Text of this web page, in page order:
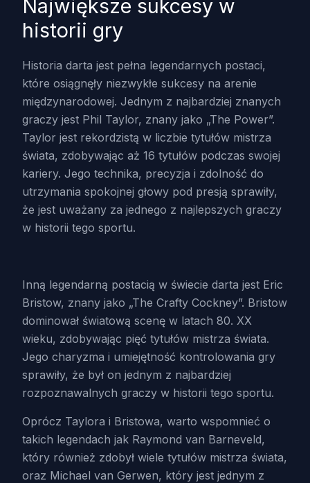
Największe sukcesy w
historii gry
Historia darta jest pełna legendarnych postaci,
które osiągnęły niezwykłe sukcesy na arenie
międzynarodowej. Jednym z najbardziej znanych
graczy jest Phil Taylor, znany jako „The Power”.
Taylor jest rekordzistą w liczbie tytułów mistrza
świata, zdobywając aż 16 tytułów podczas swojej
kariery. Jego technika, precyzja i zdolność do
utrzymania spokojnej głowy pod presją sprawiły,
że jest uważany za jednego z najlepszych graczy
w historii tego sportu.
Inną legendarną postacią w świecie darta jest Eric
Bristow, znany jako „The Crafty Cockney”. Bristow
dominował światową scenę w latach 80. XX
wieku, zdobywając pięć tytułów mistrza świata.
Jego charyzma i umiejętność kontrolowania gry
sprawiły, że był on jednym z najbardziej
rozpoznawalnych graczy w historii tego sportu.
Oprócz Taylora i Bristowa, warto wspomnieć o
takich legendach jak Raymond van Barneveld,
który również zdobył wiele tytułów mistrza świata,
oraz Michael van Gerwen, który jest jednym z